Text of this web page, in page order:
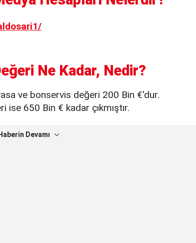
Ne Kadar, Nedir?
ve bonservis değeri 200 Bin €'dur.
ise 650 Bin € kadar çıkmıştır.
Devamı